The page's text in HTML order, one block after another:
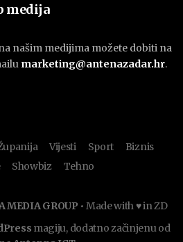
medija
našim medijima možete dobiti na
marketing@antenazadar.hr.
Vijesti Sport
Biznis
Showbiz Tehno
MEDIA GROUP • Made with ♥ in ZD
magiju, dodatno začinjenu od